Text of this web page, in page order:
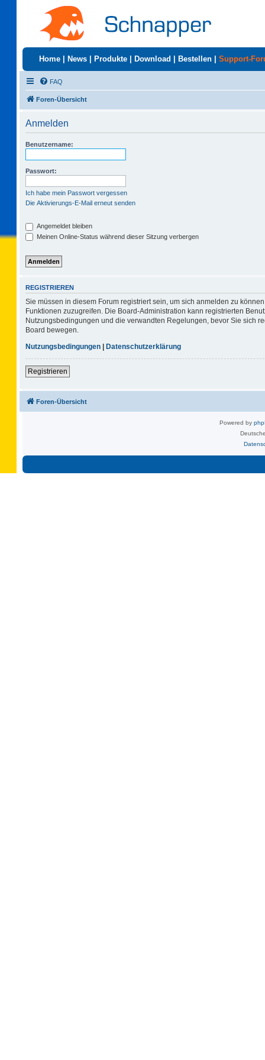
Home News Produkte Download Bestellen Support-
FAQ
Foren-Übersicht
Anmelden
Benutzername:
Passwort:
Ich habe mein Passwort vergessen
Die Aktivierungs-E-Mail erneut senden
Angemeldet bleiben
Meinen Online-Status während dieser Sitzung verbergen
REGISTRIEREN
Sie müssen in diesem Forum registriert sein, um sich anmelden zu
Funktionen zuzugreifen. Die Board-Administration kann registrierten
Nutzungsbedingungen und die verwandten Regelungen, bevor Sie sich
Board bewegen.
Nutzungsbedingungen | Datenschutzerklärung
Registrieren
Foren-Übersicht
Powered by